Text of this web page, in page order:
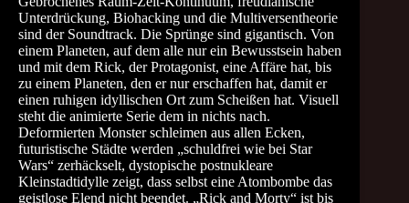
Unterdrückung, Biohacking und die Multiversentheorie
sind der Soundtrack. Die Sprünge sind gigantisch. Von
einem Planeten, auf dem alle nur ein Bewusstsein haben
und mit dem Rick, der Protagonist, eine Affäre hat, bis
zu einem Planeten, den er nur erschaffen hat, damit er
einen ruhigen idyllischen Ort zum Scheißen hat. Visuell
steht die animierte Serie dem in nichts nach.
Deformierten Monster schleimen aus allen Ecken,
futuristische Städte werden „schuldfrei wie bei Star
Wars“ zerhäckselt, dystopische postnukleare
Kleinstadtidylle zeigt, dass selbst eine Atombombe das
geistlose Elend nicht beendet. „Rick and Morty“ ist bis